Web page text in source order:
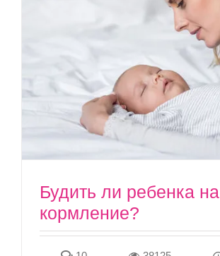
Будить ли ребенка на
кормление?